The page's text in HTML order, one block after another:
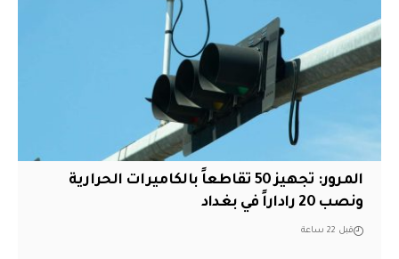
المرور: تجهيز 50 تقاطعاً بالكاميرات الحرارية
ونصب 20 راداراً في بغداد
قبل 22 ساعة